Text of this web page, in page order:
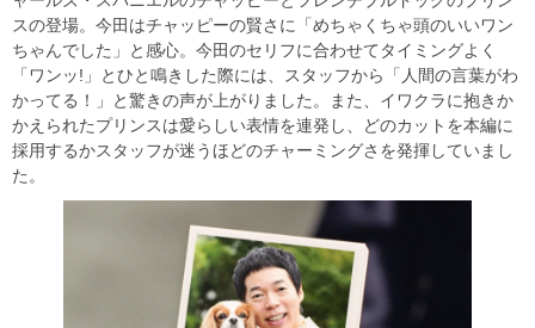
スの登場。今田はチャッピーの賢さに「めちゃくちゃ頭のいいワン
ちゃんでした」と感心。今田のセリフに合わせてタイミングよく
「ワンッ!」とひと鳴きした際には、スタッフから「人間の言葉がわ
かってる！」と驚きの声が上がりました。また、イワクラに抱きか
かえられたプリンスは愛らしい表情を連発し、どのカットを本編に
採用するかスタッフが迷うほどのチャーミングさを発揮していまし
た。